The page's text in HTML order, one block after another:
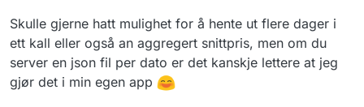
Skulle gjerne hatt mulighet for å hente ut flere dager i
ett kall eller også an aggregert snittpris, men om du
server en json fil per dato er det kanskje lettere at jeg
gjør det i min egen app